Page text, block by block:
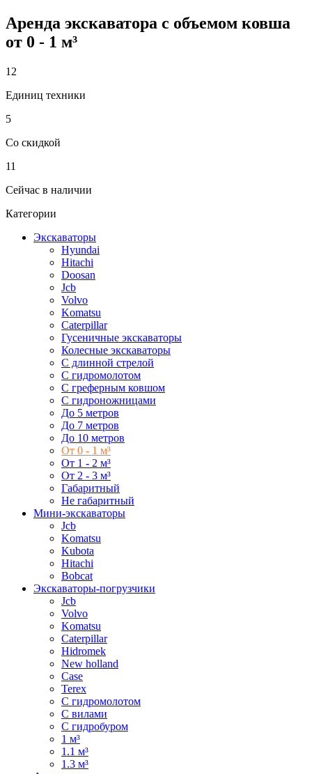
Аренда экскаватора с объемом ковша
от 0 - 1 м³
12
Единиц техники
5
Со скидкой
11
Сейчас в наличии
Категории
Экскаваторы
Hyundai
Hitachi
Doosan
Jcb
Volvo
Komatsu
Caterpillar
Гусеничные экскаваторы
Колесные экскаваторы
С длинной стрелой
С гидромолотом
С греферным ковшом
С гидроножницами
До 5 метров
До 7 метров
До 10 метров
От 0 - 1 м³
От 1 - 2 м³
От 2 - 3 м³
Габаритный
Не габаритный
Мини-экскаваторы
Jcb
Komatsu
Kubota
Hitachi
Bobcat
Экскаваторы-погрузчики
Jcb
Volvo
Komatsu
Caterpillar
Hidromek
New holland
Case
Terex
С гидромолотом
С вилами
С гидробуром
1 м³
1.1 м³
1.3 м³